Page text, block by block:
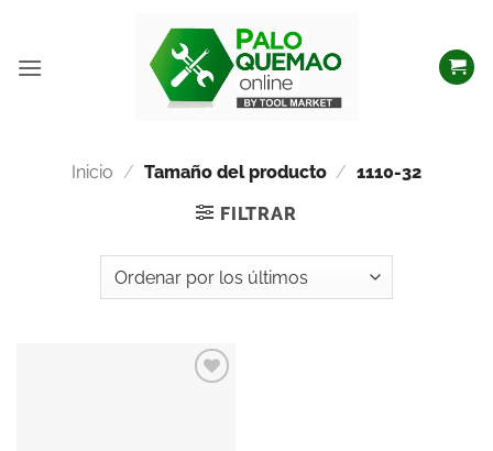
Inicio / Tamaño del producto / 1110-32
FILTRAR